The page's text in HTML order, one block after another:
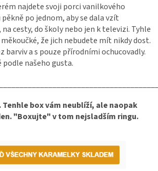
najdete svoji porci vanilkového
po jednom, aby se dala vzít
cesty, do školy nebo jen k televizi. Tyhle
že jich nebudete mít nikdy dost.
barviv a s pouze přírodními ochucovadly.
našeho gusta.
Tenhle box vám neublíží, ale naopak
"Boxujte" v tom nejsladším ringu.